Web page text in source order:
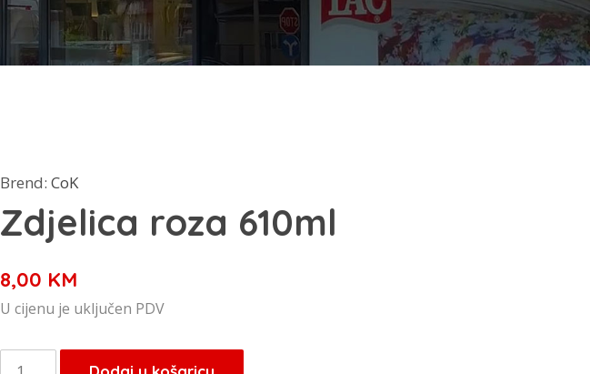
Brend: CoK
Zdjelica roza 610ml
8,00 KM
U cijenu je uključen PDV
Zdjelica